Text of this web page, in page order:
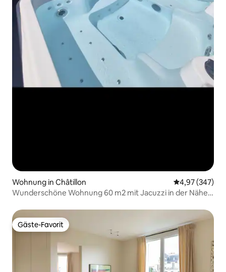
Wohnung in Châtillon
4,97 (347)
Wunderschöne Wohnung 60 m2 mit Jacuzzi in der Nähe
Gäste-Favorit
Gäste-Favorit